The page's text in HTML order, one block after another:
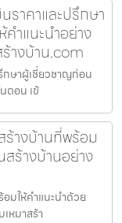
ราคาและปรึกษา
ำแนะนำอย่าง
างบ้าน.com
กษาผู้เชี่ยวชาญก่อน
ตอน เข้
างบ้านที่พร้อม
ร้างบ้านอย่าง
มให้คำแนะนำด้วย
หมาสร้า